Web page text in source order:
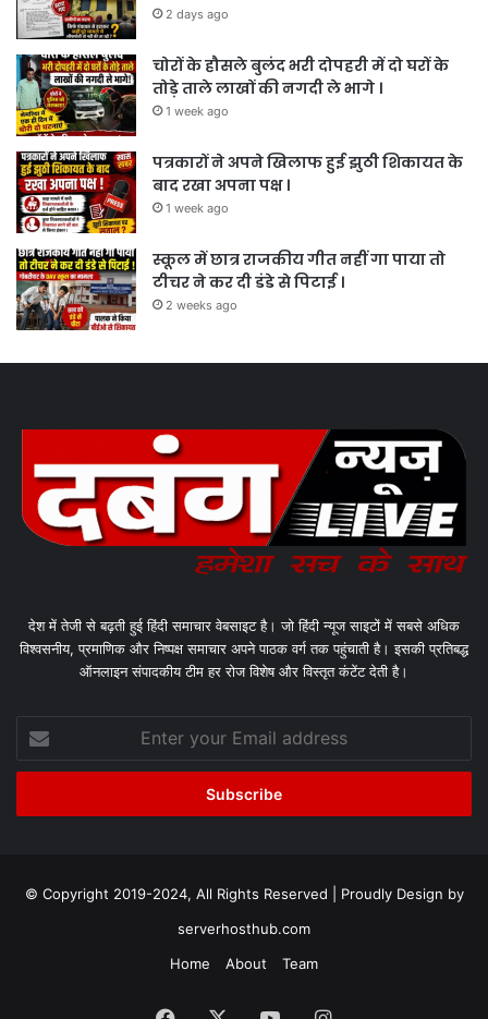
2 days ago
चोरों के हौसले बुलंद भरी दोपहरी में दो घरों के
तोड़े ताले लाखों की नगदी ले भागे ।
1 week ago
पत्रकारों ने अपने खिलाफ हुई झुठी शिकायत के
बाद रखा अपना पक्ष ।
1 week ago
स्कूल में छात्र राजकीय गीत नहीं गा पाया तो
टीचर ने कर दी डंडे से पिटाई ।
2 weeks ago
देश में तेजी से बढ़ती हुई हिंदी समाचार वेबसाइट है। जो हिंदी न्यूज साइटों में सबसे अधिक
विश्वसनीय, प्रमाणिक और निष्पक्ष समाचार अपने पाठक वर्ग तक पहुंचाती है। इसकी प्रतिबद्ध
ऑनलाइन संपादकीय टीम हर रोज विशेष और विस्तृत कंटेंट देती है।
your
Email
© Copyright 2019-2024, All Rights Reserved | Proudly Design by
serverhosthub.com
Home
About Team